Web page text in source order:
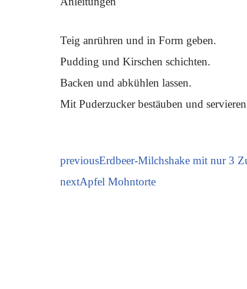
Teig anrühren und in Form geben.
Pudding und Kirschen schichten.
Backen und abkühlen lassen.
Mit Puderzucker bestäuben und
previousErdbeer-Milchshake mit nur 3
nextApfel Mohntorte